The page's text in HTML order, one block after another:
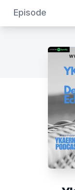
Episode